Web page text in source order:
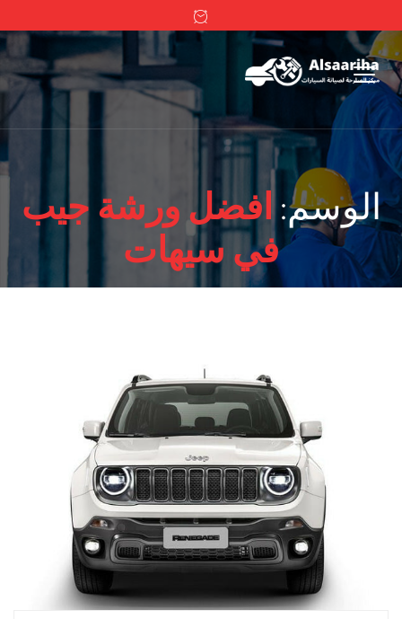
الوسم: افضل ورشة جيب
في سيهات